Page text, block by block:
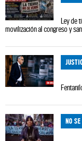
Ley de
movilización al congreso y
NO